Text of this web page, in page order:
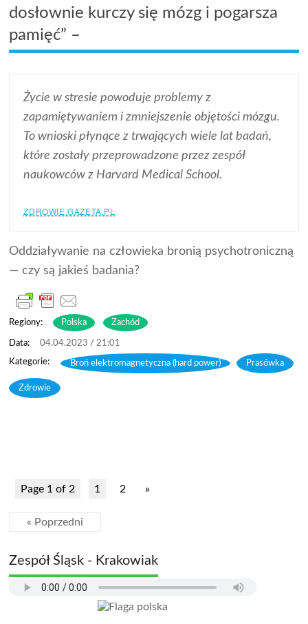
dosłownie kurczy się mózg i pogarsza
pamięć” –
Życie w stresie powoduje problemy z
zapamiętywaniem i zmniejszenie objętości mózgu.
To wnioski płynące z trwających wiele lat badań,
które zostały przeprowadzone przez zespół
naukowców z Harvard Medical School.
ZDROWIE.GAZETA.PL
Oddziaływanie na człowieka bronią psychotroniczną
— czy są jakieś badania?
Regiony: Polska Zachód
04.04.2023 / 21:01
Broń elektromagnetyczna (hard power) , Prasówka
Zdrowie
Page 1 of 2 1 2 »
« Poprzedni
Zespół Śląsk - Krakowiak